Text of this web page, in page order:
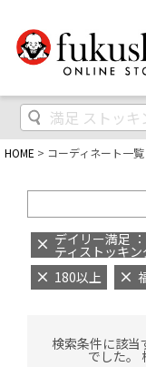
HOME コーディネート一覧
デイリー満足
ティストッキ
180以上
検索条件に該当
でした。